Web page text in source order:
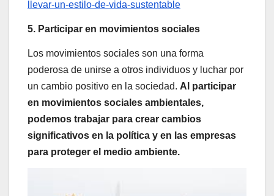
llevar-un-estilo-de-vida-sustentable
5. Participar en movimientos sociales
Los movimientos sociales son una forma
poderosa de unirse a otros individuos y luchar por
un cambio positivo en la sociedad. Al participar
en movimientos sociales ambientales,
podemos trabajar para crear cambios
significativos en la política y en las empresas
para proteger el medio ambiente.